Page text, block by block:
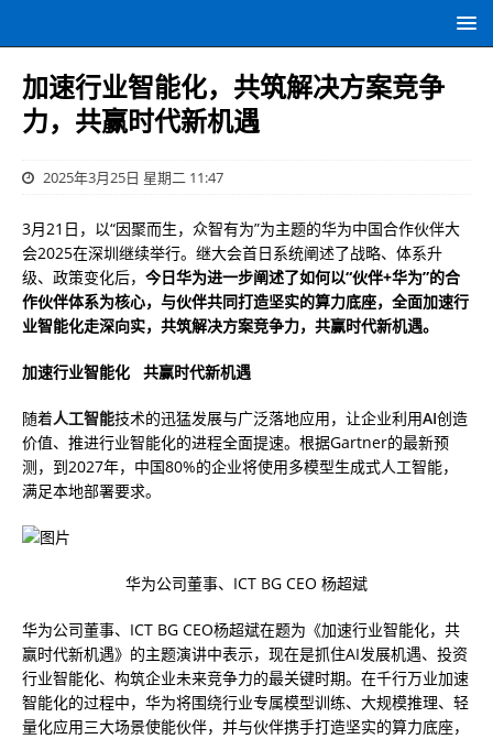
加速行业智能化，共筑解决方案竞争
力，共赢时代新机遇
2025年3月25日 星期二 11:47
3月21日，以“因聚而生，众智有为”为主题的华为中国合作伙伴大
会2025在深圳继续举行。继大会首日系统阐述了战略、体系升
级、政策变化后， 今日华为进一步阐述了如何以“伙伴+华为”的合
作伙伴体系为核心，与伙伴共同打造坚实的算力底座，全面加速行
业智能化走深向实，共筑解决方案竞争力，共赢时代新机遇。
加速行业智能化 共赢时代新机遇
随着人工智能技术的迅猛发展与广泛落地应用，让企业利用AI创造
价值、推进行业智能化的进程全面提速。根据Gartner的最新预
测，到2027年，中国80%的企业将使用多模型生成式人工智能，
满足本地部署要求。
华为公司董事、ICT BG CEO 杨超斌
华为公司董事、ICT BG CEO杨超斌在题为《加速行业智能化，共
赢时代新机遇》的主题演讲中表示，现在是抓住AI发展机遇、投资
行业智能化、构筑企业未来竞争力的最关键时期。在千行万业加速
智能化的过程中，华为将围绕行业专属模型训练、大规模推理、轻
量化应用三大场景使能伙伴，并与伙伴携手打造坚实的算力底座，